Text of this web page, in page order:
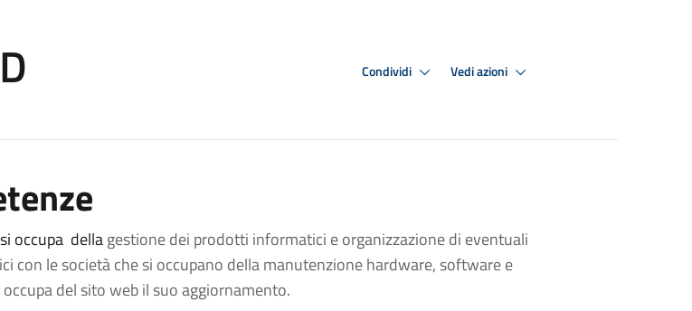
Condividi Vedi azioni
occupa dellagestione dei prodotti informatici e organizzazione di eventuali
con le società che si occupano della manutenzione hardware, software e
del sito web il suo aggiornamento.